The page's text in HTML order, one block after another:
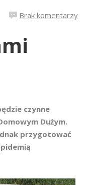
Brak komentarzy
czynne
Dużym.
przygotować